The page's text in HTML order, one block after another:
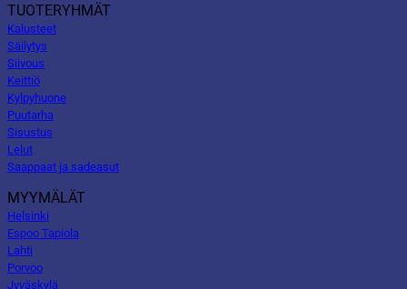
TUOTERYHMÄT
Kalusteet
Säilytys
Siivous
Keittiö
Kylpyhuone
Puutarha
Sisustus
Lelut
Saappaat ja sadeasut
MYYMÄLÄT
Helsinki
Espoo Tapiola
Lahti
Porvoo
Jyväskylä